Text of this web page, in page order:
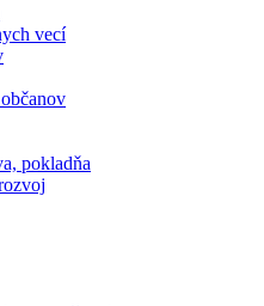
vecí
pokladňa